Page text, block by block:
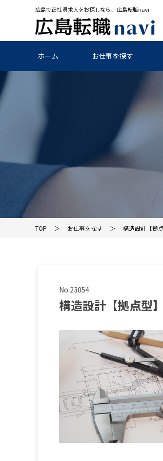
広島で正社員求人をお探しなら、広島転職navi
ホーム お仕事を探す
TOP お仕事を探す 構造設計【拠
No.23054
構造設計【拠点型